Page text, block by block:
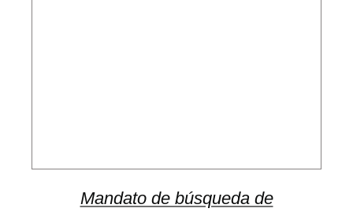
Mandato de búsqueda de